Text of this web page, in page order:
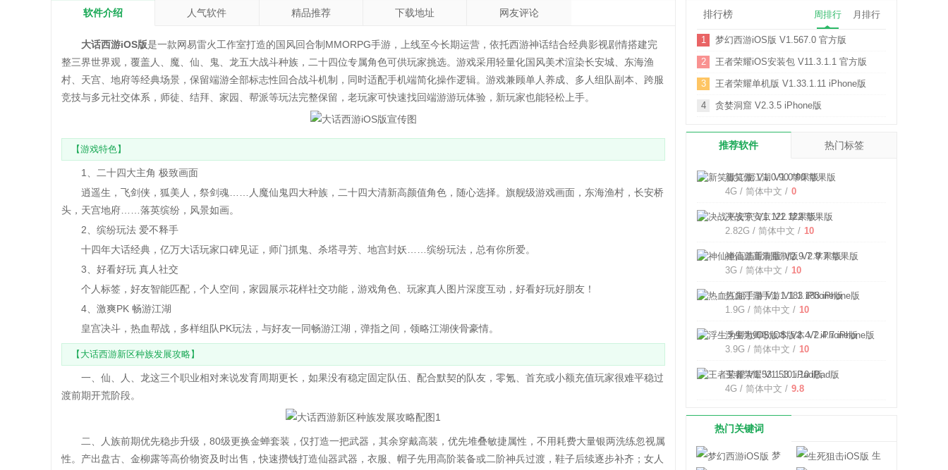
软件介绍 人气软件 精品推荐 下载地址 网友评论
大话西游iOS版是一款网易雷火工作室打造的国风回合制MMORPG手游，上线至今长期运营，依托西游神话结合经典影视剧情搭建完
整三界世界观，覆盖人、魔、仙、鬼、龙五大战斗种族，二十四位专属角色可供玩家挑选。游戏采用轻量化国风美术渲染长安城、东海渔
村、天宫、地府等经典场景，保留端游全部标志性回合战斗机制，同时适配手机端简化操作逻辑。游戏兼顾单人养成、多人组队副本、跨服
竞技与多元社交体系，师徒、结拜、家园、帮派等玩法完整保留，老玩家可快速找回端游游玩体验，新玩家也能轻松上手。
【游戏特色】
1、二十四大主角 极致画面
逍遥生，飞剑侠，狐美人，祭剑魂……人魔仙鬼四大种族，二十四大清新高颜值角色，随心选择。旗舰级游戏画面，东海渔村，长安桥
头，天宫地府……落英缤纷，风景如画。
2、缤纷玩法 爱不释手
十四年大话经典，亿万大话玩家口碑见证，师门抓鬼、杀塔寻芳、地宫封妖……缤纷玩法，总有你所爱。
3、好看好玩 真人社交
个人标签，好友智能匹配，个人空间，家园展示花样社交功能，游戏角色、玩家真人图片深度互动，好看好玩好朋友！
4、激爽PK 畅游江湖
皇宫决斗，热血帮战，多样组队PK玩法，与好友一同畅游江湖，弹指之间，领略江湖侠骨豪情。
【大话西游新区种族发展攻略】
一、仙、人、龙这三个职业相对来说发育周期更长，如果没有稳定固定队伍、配合默契的队友，零氪、首充或小额充值玩家很难平稳过
渡前期开荒阶段。
二、人族前期优先稳步升级，80级更换金蝉套装，仅打造一把武器，其余穿戴高装，优先堆叠敏捷属性，不用耗费大量银两洗练忽视属
性。产出盘古、金柳露等高价物资及时出售，快速攒钱打造仙器武器，衣服、帽子先用高阶装备或二阶神兵过渡，鞋子后续逐步补齐；女人
排行榜 周排行 月排行
1 梦幻西游iOS版 V1.567.0 官方版
2 王者荣耀iOS安装包 V11.3.1.1 官方版
3 王者荣耀单机版 V1.33.1.11 iPhone版
4 贪婪洞窟 V2.3.5 iPhone版
推荐软件 热门标签
新笑傲江湖 V1.0.90 苹果版
4G / 简体中文 / 0
决战平安京 V1.122 苹果版
2.82G / 简体中文 / 10
神仙道高清重制版 V2.9.7 苹果版
3G / 简体中文 / 10
热血江湖手游 V1.1.183 iPhone版
1.9G / 简体中文 / 10
浮生为卿歌iOS版本 V2.4.7 iPhone版
3.9G / 简体中文 / 10
王者荣耀 V1.53.1.10 iPad版
4G / 简体中文 / 9.8
热门关键词
梦幻西游iOS版
生死狙击iOS版